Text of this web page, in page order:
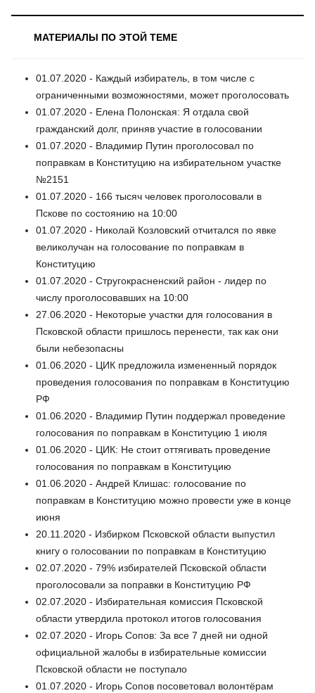
МАТЕРИАЛЫ ПО ЭТОЙ ТЕМЕ
01.07.2020 - Каждый избиратель, в том числе с
ограниченными возможностями, может проголосовать
01.07.2020 - Елена Полонская: Я отдала свой
гражданский долг, приняв участие в голосовании
01.07.2020 - Владимир Путин проголосовал по
поправкам в Конституцию на избирательном участке
№2151
01.07.2020 - 166 тысяч человек проголосовали в
Пскове по состоянию на 10:00
01.07.2020 - Николай Козловский отчитался по явке
великолучан на голосование по поправкам в
Конституцию
01.07.2020 - Стругокрасненский район - лидер по
числу проголосовавших на 10:00
27.06.2020 - Некоторые участки для голосования в
Псковской области пришлось перенести, так как они
были небезопасны
01.06.2020 - ЦИК предложила измененный порядок
проведения голосования по поправкам в Конституцию
РФ
01.06.2020 - Владимир Путин поддержал проведение
голосования по поправкам в Конституцию 1 июля
01.06.2020 - ЦИК: Не стоит оттягивать проведение
голосования по поправкам в Конституцию
01.06.2020 - Андрей Клишас: голосование по
поправкам в Конституцию можно провести уже в конце
июня
20.11.2020 - Избирком Псковской области выпустил
книгу о голосовании по поправкам в Конституцию
02.07.2020 - 79% избирателей Псковской области
проголосовали за поправки в Конституцию РФ
02.07.2020 - Избирательная комиссия Псковской
области утвердила протокол итогов голосования
02.07.2020 - Игорь Сопов: За все 7 дней ни одной
официальной жалобы в избирательные комиссии
Псковской области не поступало
01.07.2020 - Игорь Сопов посоветовал волонтёрам